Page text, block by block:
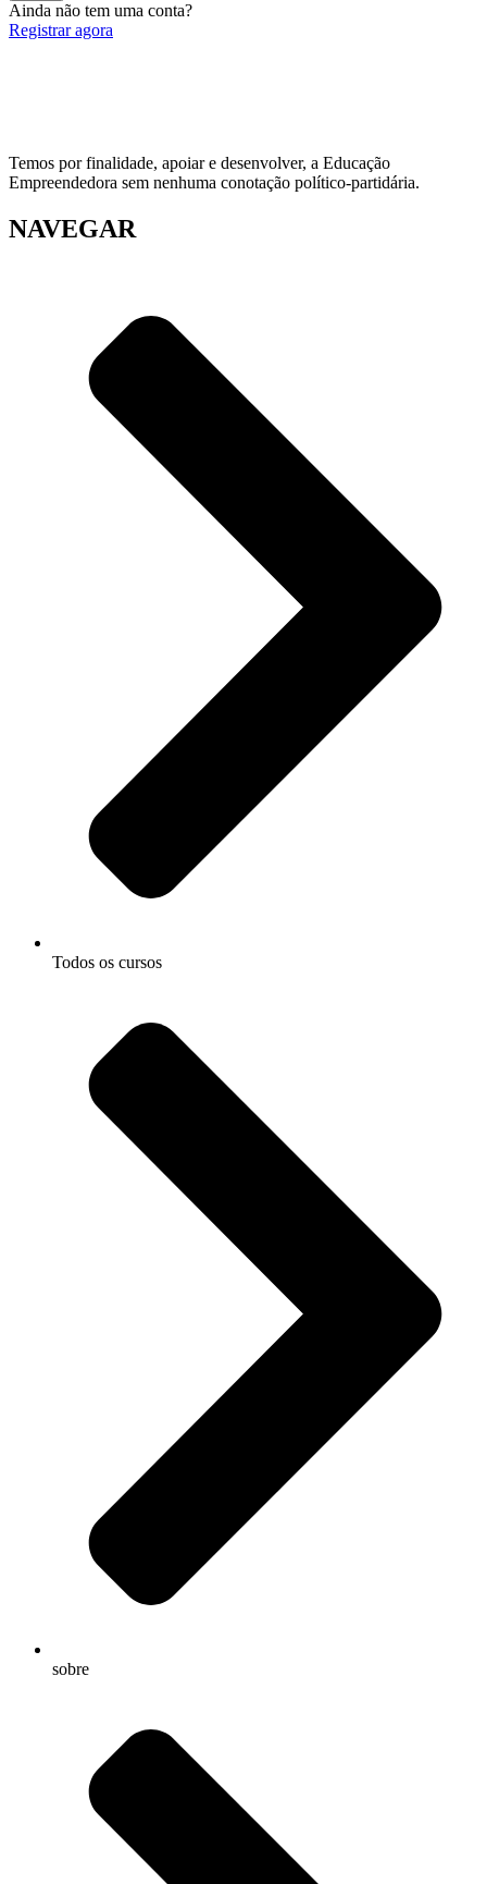
Ainda não tem uma conta?
Registrar agora
Temos por finalidade, apoiar e desenvolver, a Educação
Empreendedora sem nenhuma conotação político-partidária.
NAVEGAR
Todos os cursos
sobre